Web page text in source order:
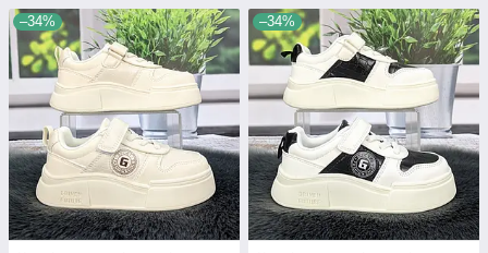
–34% –34%